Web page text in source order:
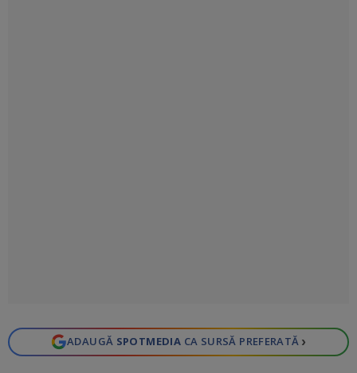
ADAUGĂ SPOTMEDIA CA SURSĂ PREFERATĂ ›